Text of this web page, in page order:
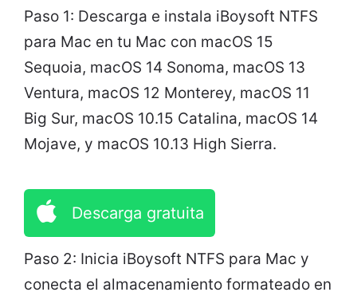
Paso 1: Descarga e instala iBoysoft NTFS
para Mac en tu Mac con macOS 15
Sequoia, macOS 14 Sonoma, macOS 13
Ventura, macOS 12 Monterey, macOS 11
Big Sur, macOS 10.15 Catalina, macOS 14
Mojave, y macOS 10.13 High Sierra.
Descarga gratuita
Paso 2: Inicia iBoysoft NTFS para Mac y
conecta el almacenamiento formateado en